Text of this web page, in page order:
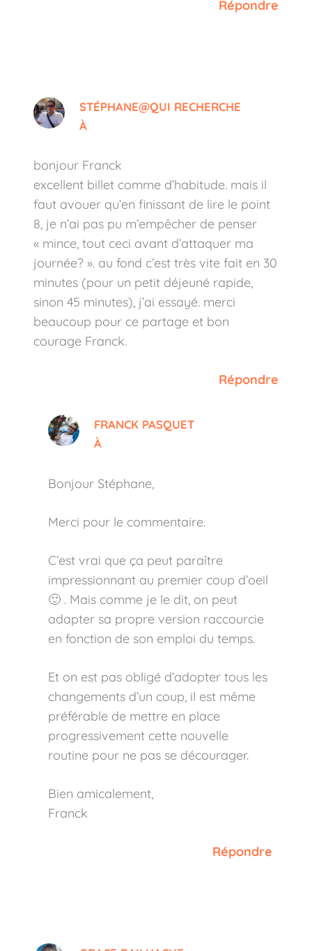
Répondre
STÉPHANE@QUI RECHERCHE
À
bonjour Franck
excellent billet comme d’habitude. mais il
faut avouer qu’en finissant de lire le point
8, je n’ai pas pu m’empêcher de penser
« mince, tout ceci avant d’attaquer ma
journée? ». au fond c’est très vite fait en 30
minutes (pour un petit déjeuné rapide,
sinon 45 minutes), j’ai essayé. merci
beaucoup pour ce partage et bon
courage Franck.
Répondre
FRANCK PASQUET
À
Bonjour Stéphane,
Merci pour le commentaire.
C’est vrai que ça peut paraître
impressionnant au premier coup d’oeil
🙂 . Mais comme je le dit, on peut
adapter sa propre version raccourcie
en fonction de son emploi du temps.
Et on est pas obligé d’adopter tous les
changements d’un coup, il est même
préférable de mettre en place
progressivement cette nouvelle
routine pour ne pas se décourager.
Bien amicalement,
Franck
Répondre